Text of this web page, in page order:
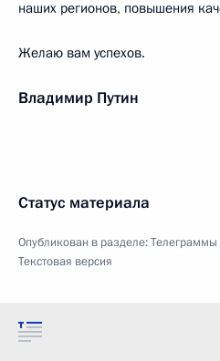
наших регионов, повышения
Желаю вам успехов.
Владимир Путин
Статус материала
Опубликован в разделе:Телеграммы
Текстовая версия